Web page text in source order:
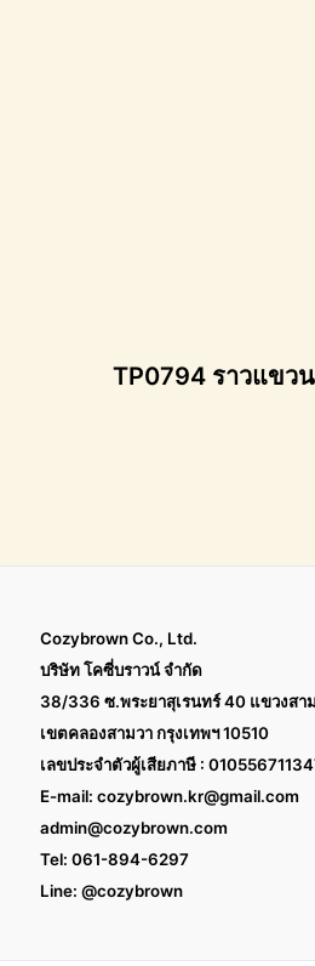
TP0794 ราวแขว
Cozybrown Co., Ltd.
บริษัท โคซี่บราวน์ จำกัด
38/336 ซ.พระยาสุเรนทร์ 40 แขวงสา
เขตคลองสามวา กรุงเทพฯ 10510
เลขประจำตัวผู้เสียภาษี :
E-mail: cozybrown.kr@gmail.com
admin@cozybrown.com
Tel: 061-894-6297
Line: @cozybrown